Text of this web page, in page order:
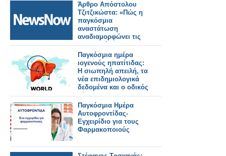
Άρθρο Απόστολου
Τζιτζικώστα: «Πώς η
παγκόσμια
αναστάτωση
αναδιαμορφώνει τις
μεταφορές και τον
τουρισμό»
Παγκόσμια ημέρα
ιογενούς ηπατίτιδας:
Η σιωπηλή απειλή, τα
νέα επιδημιολογικά
δεδομένα και ο οδικός
χάρτης για την
εξάλειψη της νόσου
Παγκόσμια Ημέρα
Αυτοφροντίδας-
Εγχειρίδιο για τους
Φαρμακοποιούς